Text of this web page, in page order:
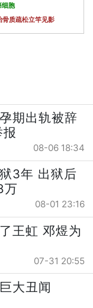
细胞
质疏松立竿见影
期出轨被辞
08-06 18:34
3年 出狱后
万
08-01 23:16
王虹 邓煜为
07-31 20:55
大丑闻